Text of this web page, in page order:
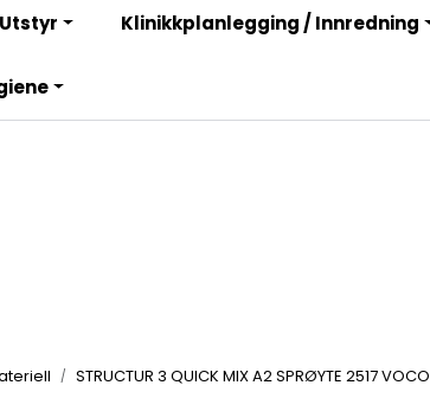
Utstyr Klinikkplanlegging / Innredning
STRUCTUR 3 QUICK MIX A2 SPRØYTE 2517 VOCO